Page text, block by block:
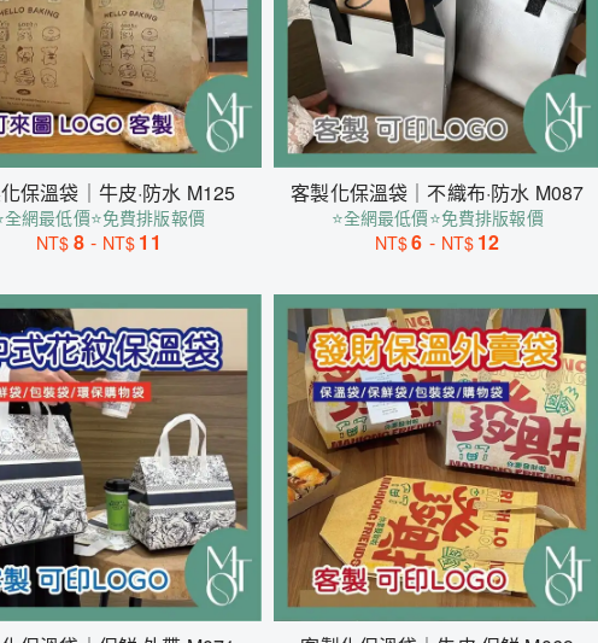
保溫袋｜牛皮·防水 M125
全網最低價⭐免費排版報價
NT$ 8 - NT$ 11
客製化保溫袋｜不織布·防水 M087
⭐全網最低價⭐免費排版報價
NT$6 - NT$ 12